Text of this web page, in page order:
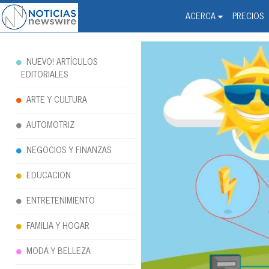
ACERCA PRECIOS
Noticias Newswire -
NUEVO! ARTÍCULOS
EDITORIALES
ARTE Y CULTURA
AUTOMOTRIZ
NEGOCIOS Y FINANZAS
EDUCACION
ENTRETENIMIENTO
FAMILIA Y HOGAR
MODA Y BELLEZA